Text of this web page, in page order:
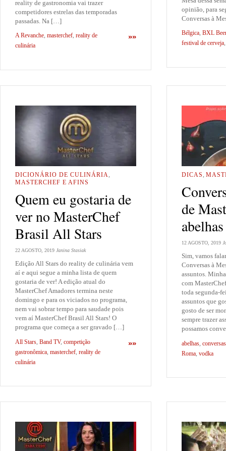
reality de gastronomia vai trazer
competidores estrelas das temporadas
passadas. Na […]
»»
A Revanche, masterchef, reality de
culinária
opinião, para
Conversas à
Bélgica, BXL
festival de cerveja
DICIONÁRIO DE CULINÁRIA,
MASTERCHEF E AFINS
Quem eu gostaria de
ver no MasterChef
Brasil All Stars
22 AGOSTO, 2019 Janina Stasiak
Edição All Stars do reality de culinária vem
aí e aqui segue a minha lista de quem
gostaria de ver! A edição atual do
MasterChef Amadores termina neste
domingo e para os viciados no programa,
nem vai sobrar tempo para saudade pois
vem aí MasterChef Brasil All Stars! O
programa que começa a ser gravado […]
»»
All Stars Band TV, competição
gastronômica masterchef reality de
culinária
DICAS,
de
12 AGOSTO, 2019
Sim, vamos
Conversas à
assuntos.
com
toda segunda-
assuntos que
gosto de ser
sempre trazer
possamos
abelhas
Roma vodka